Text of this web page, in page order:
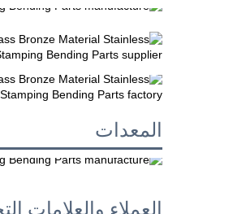
المعدات
العملاء والعلامات